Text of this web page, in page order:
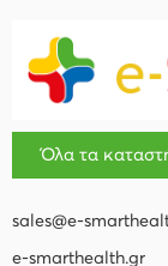
Όλα τα
sales@e-
e-smarthealth.gr